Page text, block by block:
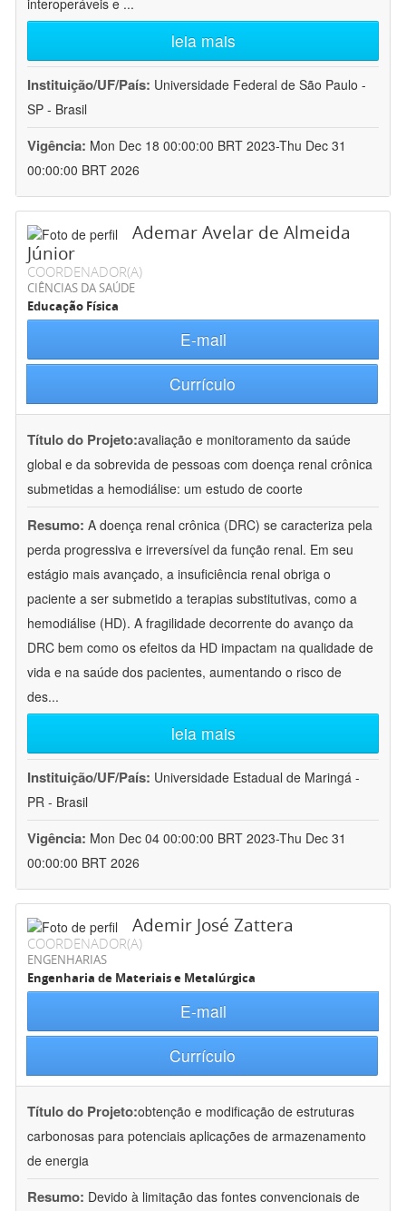
interoperáveis e ...
leia mais
Instituição/UF/País: Universidade Federal de São Paulo -
SP - Brasil
Vigência: Mon Dec 18 00:00:00 BRT 2023-Thu Dec 31
00:00:00 BRT 2026
Ademar Avelar de Almeida
Júnior
COORDENADOR(A)
CIÊNCIAS DA SAÚDE
Educação Física
E-mail
Currículo
Título do Projeto:avaliação e monitoramento da saúde
global e da sobrevida de pessoas com doença renal crônica
submetidas a hemodiálise: um estudo de coorte
Resumo: A doença renal crônica (DRC) se caracteriza pela
perda progressiva e irreversível da função renal. Em seu
estágio mais avançado, a insuficiência renal obriga o
paciente a ser submetido a terapias substitutivas, como a
hemodiálise (HD). A fragilidade decorrente do avanço da
DRC bem como os efeitos da HD impactam na qualidade de
vida e na saúde dos pacientes, aumentando o risco de
des...
leia mais
Instituição/UF/País: Universidade Estadual de Maringá -
PR - Brasil
Vigência: Mon Dec 04 00:00:00 BRT 2023-Thu Dec 31
00:00:00 BRT 2026
Ademir José Zattera
COORDENADOR(A)
ENGENHARIAS
Engenharia de Materiais e Metalúrgica
E-mail
Currículo
Título do Projeto:obtenção e modificação de estruturas
carbonosas para potenciais aplicações de armazenamento
de energia
Resumo: Devido à limitação das fontes convencionais de